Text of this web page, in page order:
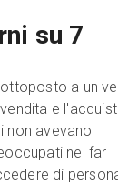
su 7
a un
e
non avevano
nel far
di